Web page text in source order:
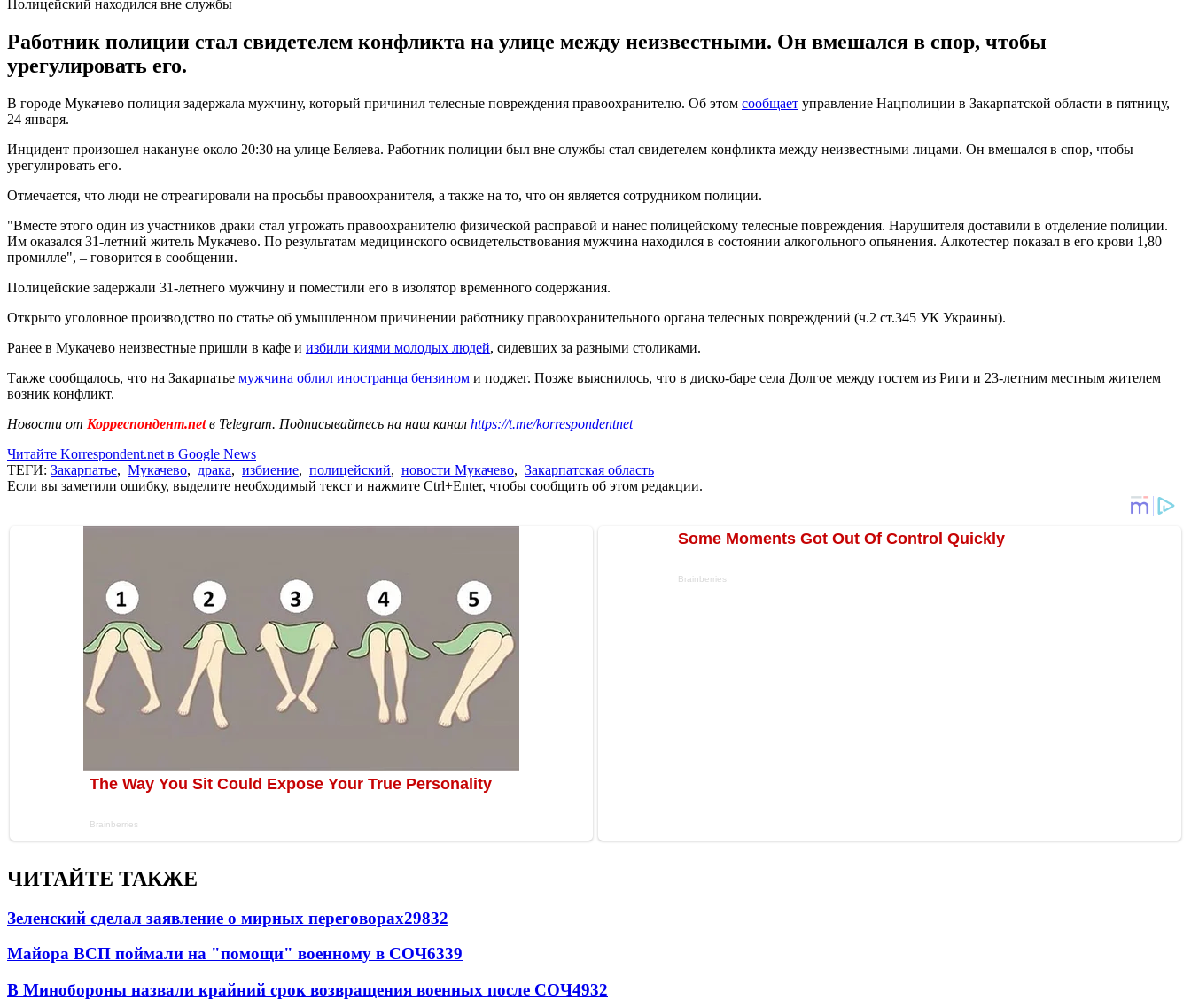
Полицейский находился вне службы
Работник полиции стал свидетелем конфликта на улице между неизвестными. Он вмешался в спор, чтобы
урегулировать его.
В городе Мукачево полиция задержала мужчину, который причинил телесные повреждения правоохранителю. Об этом сообщает управление Нацполиции в Закарпатской области в пятницу,
24 января.
Инцидент произошел накануне около 20:30 на улице Беляева. Работник полиции был вне службы стал свидетелем конфликта между неизвестными лицами. Он вмешался в спор, чтобы
урегулировать его.
Отмечается, что люди не отреагировали на просьбы правоохранителя, а также на то, что он является сотрудником полиции.
"Вместе этого один из участников драки стал угрожать правоохранителю физической расправой и нанес полицейскому телесные повреждения. Нарушителя доставили в отделение полиции.
Им оказался 31-летний житель Мукачево. По результатам медицинского освидетельствования мужчина находился в состоянии алкогольного опьянения. Алкотестер показал в его крови 1,80
промилле", – говорится в сообщении.
Полицейские задержали 31-летнего мужчину и поместили его в изолятор временного содержания.
Открыто уголовное производство по статье об умышленном причинении работнику правоохранительного органа телесных повреждений (ч.2 ст.345 УК Украины).
Ранее в Мукачево неизвестные пришли в кафе и избили киями молодых людей, сидевших за разными столиками.
Также сообщалось, что на Закарпатье мужчина облил иностранца бензином и поджег. Позже выяснилось, что в диско-баре села Долгое между гостем из Риги и 23-летним местным жителем
возник конфликт.
Новости от Корреспондент.netв Telegram. Подписывайтесь на наш канал https://t.me/korrespondentnet
Читайте Korrespondent.net в Google News
ТЕГИ: Закарпатье, Мукачево, драка, избиение, полицейский, новости Мукачево, Закарпатская область
Если вы заметили ошибку, выделите необходимый текст и нажмите Ctrl+Enter, чтобы сообщить об этом редакции.
ЧИТАЙТЕ ТАКЖЕ
Зеленский сделал заявление о мирных переговорах29832
Майора ВСП поймали на "помощи" военному в СОЧ6339
В Минобороны назвали крайний срок возвращения военных после СОЧ4932